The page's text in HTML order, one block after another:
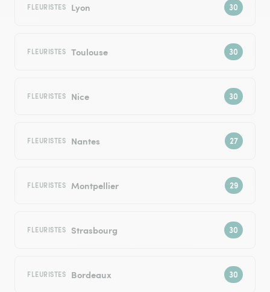
FLEURISTES Lyon
FLEURISTES Toulouse
FLEURISTES Nice
FLEURISTES Nantes
FLEURISTES Montpellier
FLEURISTES Strasbourg
FLEURISTES Bordeaux